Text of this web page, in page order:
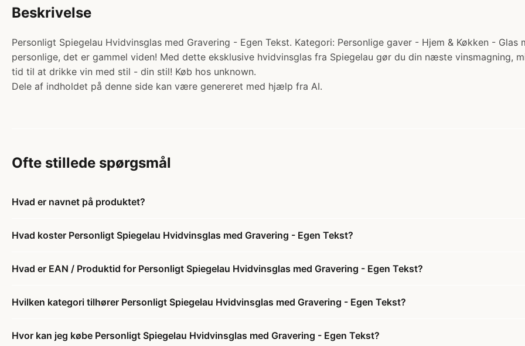
Beskrivelse
Personligt Spiegelau Hvidvinsglas med Gravering - Egen Tekst. Kategori: Personlige gaver - Hjem & Køkken -
personlige, det er gammel viden! Med dette eksklusive hvidvinsglas fra Spiegelau gør du din næste vinsmagning,
tid til at drikke vin med stil - din stil! Køb hos unknown.
Dele af indholdet på denne side kan være genereret med hjælp fra AI.
Ofte stillede spørgsmål
Hvad er navnet på produktet?
Hvad koster Personligt Spiegelau Hvidvinsglas med Gravering - Egen Tekst?
Hvad er EAN / Produktid for Personligt Spiegelau Hvidvinsglas med Gravering - Egen Tekst?
Hvilken kategori tilhører Personligt Spiegelau Hvidvinsglas med Gravering - Egen Tekst?
Hvor kan jeg købe Personligt Spiegelau Hvidvinsglas med Gravering - Egen Tekst?